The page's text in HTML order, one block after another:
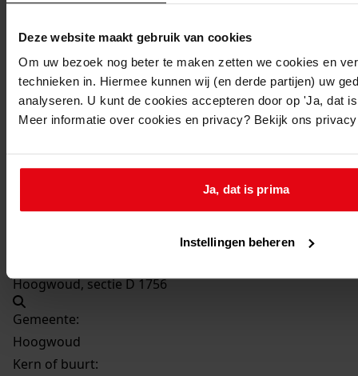
Deze website maakt gebruik van cookies
Om uw bezoek nog beter te maken zetten we cookies en
technieken in. Hiermee kunnen wij (en derde partijen) uw
analyseren. U kunt de cookies accepteren door op 'Ja, dat
Meer informatie over cookies en privacy? Bekijk ons
Ja, dat is prima
Instellingen beheren
Datum vergunning:
16-10-1974
Adres:
Hoogwoud, Burgemeester Heymansstraat 4
Nieuw adres:
Hoogwoud, sectie D 1756
Gemeente:
Hoogwoud
Kern of buurt: